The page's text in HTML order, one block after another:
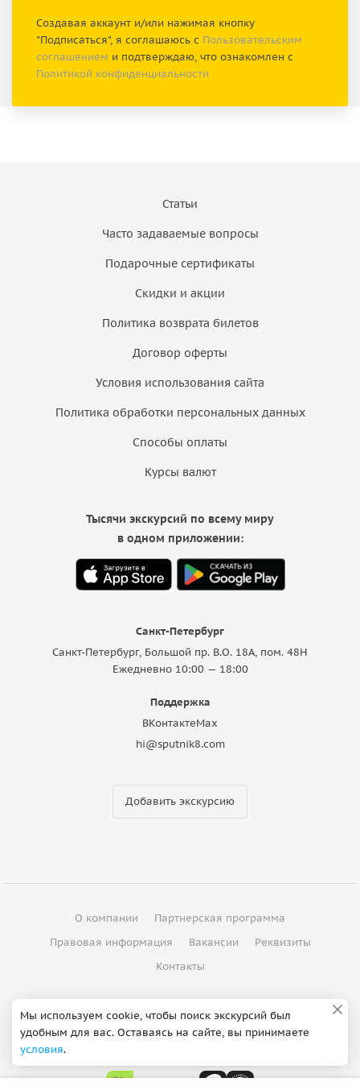
Создавая аккаунт и/или нажимая кнопку
"Подписаться", я соглашаюсь с Пользовательским
соглашением и подтверждаю, что ознакомлен с
Политикой конфиденциальности
Статьи
Часто задаваемые вопросы
Подарочные сертификаты
Скидки и акции
Политика возврата билетов
Договор оферты
Условия использования сайта
Политика обработки персональных данных
Способы оплаты
Курсы валют
Санкт-Петербург
Санкт-Петербург, Большой пр. В.О. 18A, пом. 48Н
Ежедневно 10:00 — 18:00
Поддержка
ВКонтактеMax
hi@sputnik8.com
Добавить экскурсию
Тысячи экскурсий по всему миру
в одном приложении:
О компании
Партнерская программа
Правовая информация
Вакансии
Реквизиты
Контакты
© 2012 - 2026 ООО "Спутник"
Сделано в Петербурге
Мы используем cookie, чтобы поиск экскурсий был
удобным для вас. Оставаясь на сайте, вы принимаете
условия.